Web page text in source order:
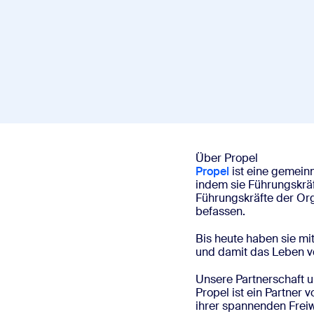
Über Propel
Propel ist eine
indem sie
Führungskräfte der
befassen.
Bis heute haben sie
und damit das Leben
Unsere Partnerschaft
Propel ist ein Partner
ihrer spannenden